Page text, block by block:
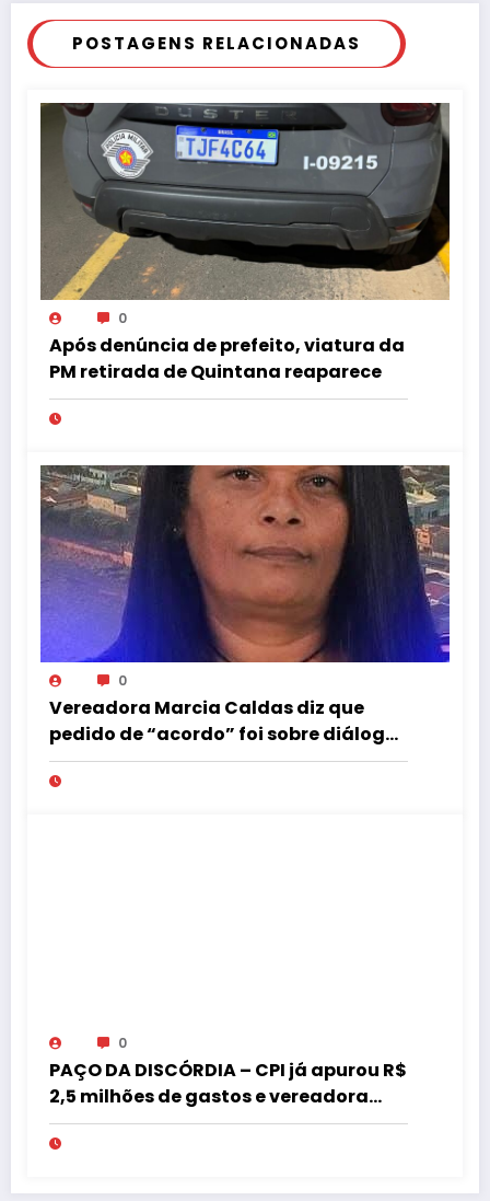
POSTAGENS RELACIONADAS
0
Após denúncia de prefeito, viatura da
PM retirada de Quintana reaparece
0
Vereadora Marcia Caldas diz que
pedido de “acordo” foi sobre diálogo
institucional
0
PAÇO DA DISCÓRDIA – CPI já apurou R$
2,5 milhões de gastos e vereadora
pede “acordo” para aprovar R$ 9,5
milhões